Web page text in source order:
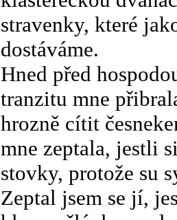
stravenky, které
dostáváme.
Hned před
tranzitu mne
hrozně cítit
mne zeptala, jestli
stovky, protože su
Zeptal jsem se jí,